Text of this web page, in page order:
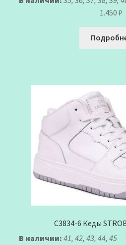
1.450 ₽
C3834-6 Кеды
В наличии: 41, 42, 43, 44, 45